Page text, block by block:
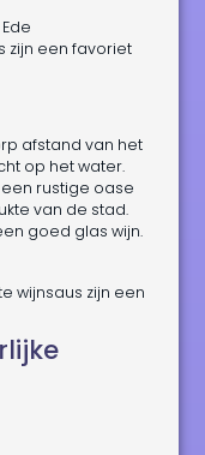
zijn een favoriet
afstand van het
op het water.
rustige oase
van de stad.
goed glas wijn.
wijnsaus zijn een